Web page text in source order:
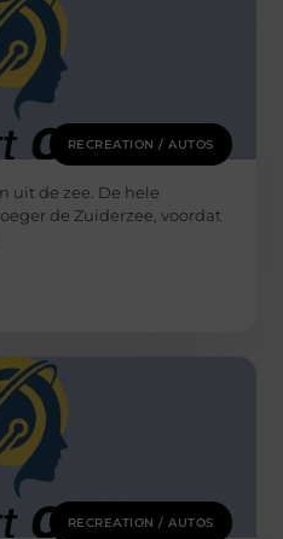
RECREATION / AUTOS
uit de zee. De hele
de Zuiderzee, voordat
RECREATION / AUTOS